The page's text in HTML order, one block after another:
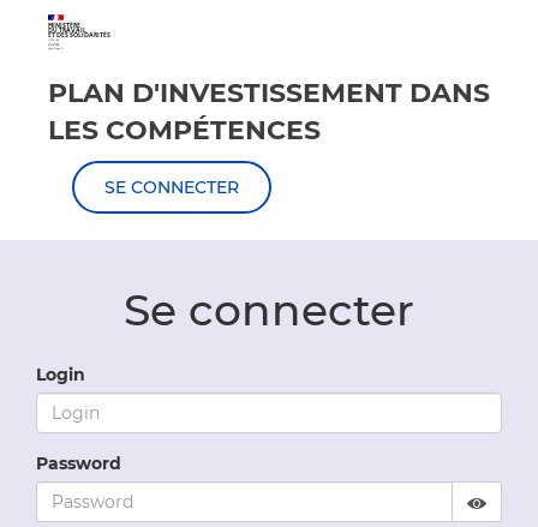
MINISTÈRE
DU TRAVAIL
ET DES SOLIDARITÉS
PLAN D'INVESTISSEMENT DANS
LES COMPÉTENCES
SE CONNECTER
Se connecter
Login
Password
Hide